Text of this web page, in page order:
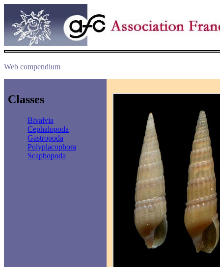
Web compendium
Classes
Bivalvia
Cephalopoda
Gastropoda
Polyplacophora
Scaphopoda